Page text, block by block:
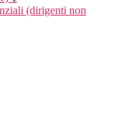
(dirigenti non